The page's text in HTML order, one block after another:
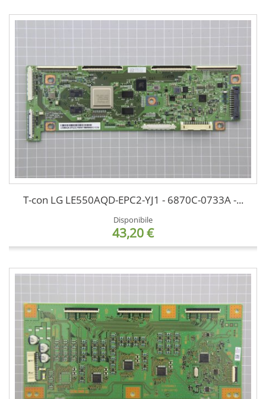
T-con LG LE550AQD-EPC2-YJ1 - 6870C-0733A -...
Disponibile
43,20 €